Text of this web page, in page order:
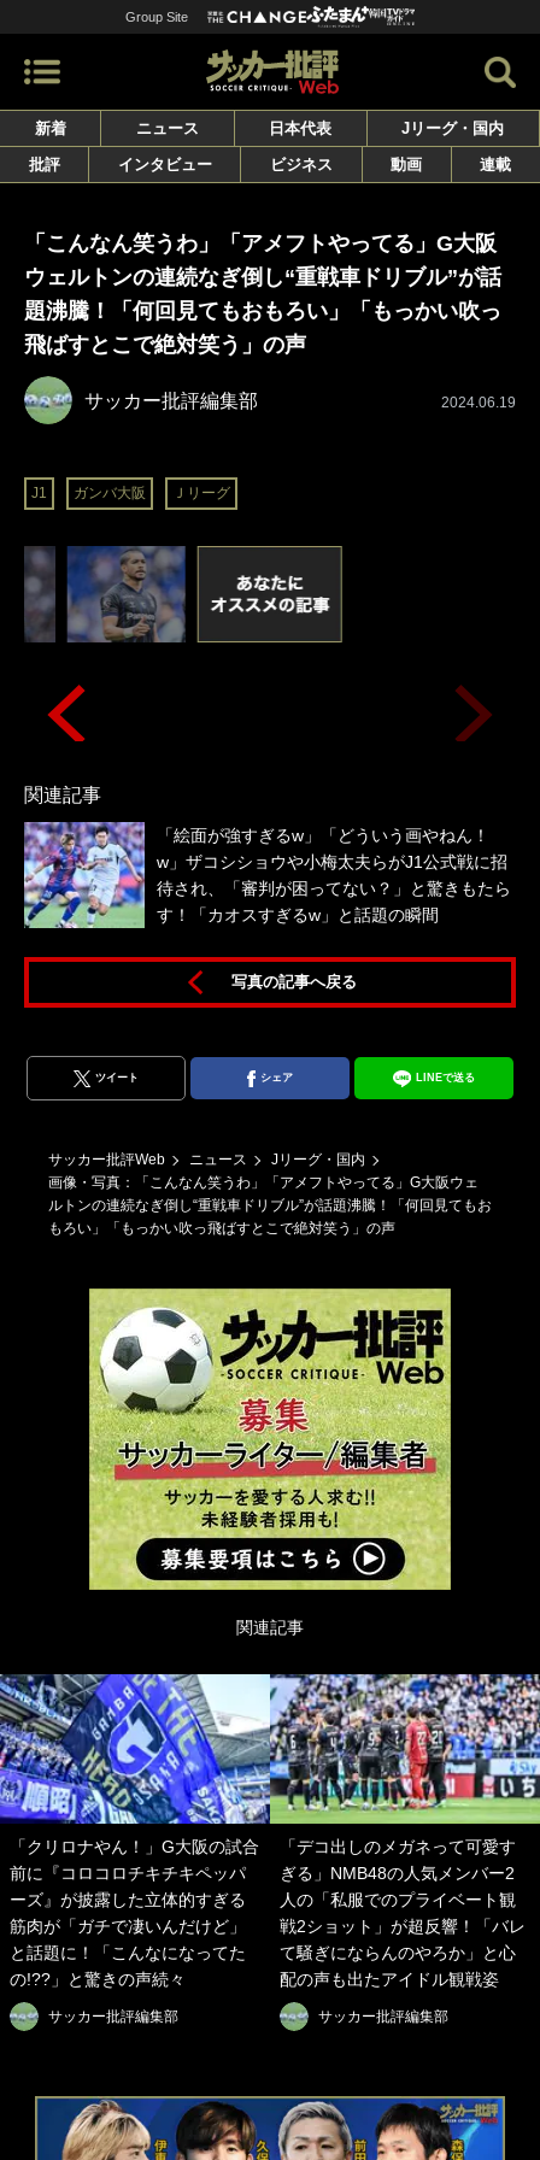
Group Site
新着 ニュース 日本代表
Jリーグ・国内
批評
インタビュー ビジネス 動画 連載
「こんなん笑うわ」「アメフトやってる」G大阪
ウェルトンの連続なぎ倒し“重戦車ドリブル”が話
題沸騰！「何回見てもおもろい」「もっかい吹っ
飛ばすとこで絶対笑う」の声
サッカー批評編集部 2024.06.19
J1 ガンバ大阪 Ｊリーグ
関連記事
「絵面が強すぎるw」「どういう画やねん！
w」ザコシショウや小梅太夫らがJ1公式戦に招
待され、「審判が困ってない？」と驚きもたら
す！「カオスすぎるw」と話題の瞬間
写真の記事へ戻る
ツイート シェア LINEで送る
サッカー批評Web ニュース
Jリーグ・国内
画像・写真：「こんなん笑うわ」「アメフトやってる」G大阪ウェ
ルトンの連続なぎ倒し“重戦車ドリブル”が話題沸騰！「何回見てもお
もろい」「もっかい吹っ飛ばすとこで絶対笑う」の声
関連記事
「クリロナやん！」G大阪の試合
前に『コロコロチキチキペッパ
ーズ』が披露した立体的すぎる
筋肉が「ガチで凄いんだけど」
と話題に！「こんなになってた
の!??」と驚きの声続々
サッカー批評編集部
「デコ出しのメガネって可愛す
ぎる」NMB48の人気メンバー2
人の「私服でのプライベート観
戦2ショット」が超反響！「バレ
て騒ぎにならんのやろか」と心
配の声も出たアイドル観戦姿
サッカー批評編集部